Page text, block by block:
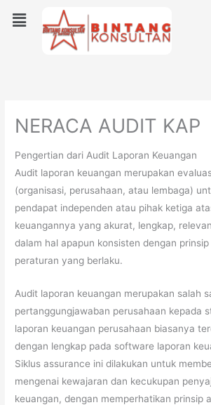
Menu
NERACA AUDIT KAP
Pengertian dari Audit Laporan Keuangan
Audit laporan keuangan merupakan
(organisasi, perusahaan, atau lembaga)
pendapat independen atau pihak ketiga
keuangannya yang akurat, lengkap,
dalam hal apapun konsisten dengan
peraturan yang berlaku.
Audit laporan keuangan merupakan salah
pertanggungjawaban perusahaan kepada
laporan keuangan perusahaan biasanya
dengan lengkap pada software laporan
Siklus assurance ini dilakukan untuk
mengenai kewajaran dan kecukupan
keuangan, dengan memperhatikan prinsip